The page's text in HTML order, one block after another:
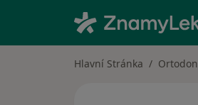
Hlavní Stránka